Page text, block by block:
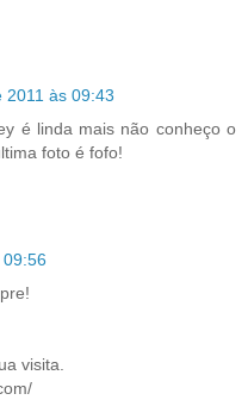
2011 às 09:43
é linda mais não conheço o
foto é fofo!
visita.